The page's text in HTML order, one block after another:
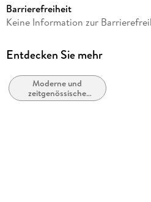
Autor/Autorin
Verlag/Hersteller
Produktart
kartoniert
Barrierefreiheit
Keine Information zur
Entdecken Sie mehr
Moderne und
zeitgenössische
Belletristik: allgemein